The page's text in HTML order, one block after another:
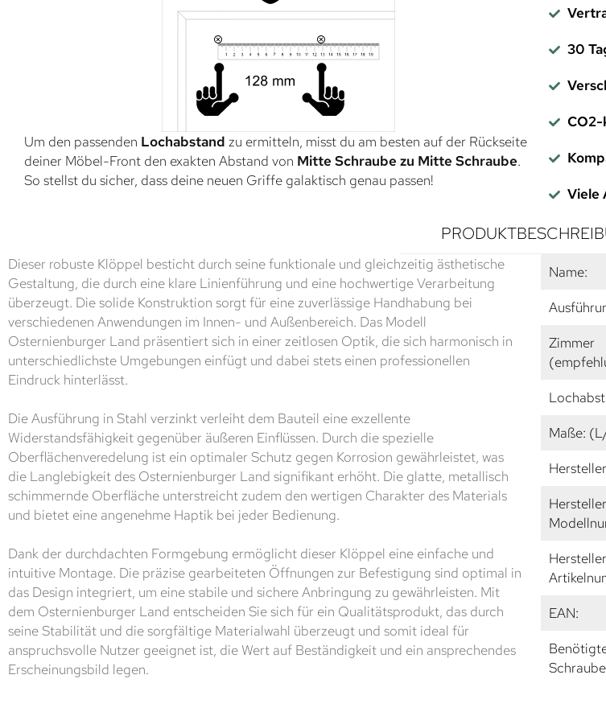
Um den passenden Lochabstand zu ermitteln, misst du am besten auf der Rückseite
deiner Möbel-Front den exakten Abstand von Mitte Schraube zu Mitte Schraube.
So stellst du sicher, dass deine neuen Griffe galaktisch genau passen!
30
CO2-
Viele
Dieser robuste Klöppel besticht durch seine funktionale und gleichzeitig ästhetische
Gestaltung, die durch eine klare Linienführung und eine hochwertige Verarbeitung
überzeugt. Die solide Konstruktion sorgt für eine zuverlässige Handhabung bei
verschiedenen Anwendungen im Innen- und Außenbereich. Das Modell
Osternienburger Land präsentiert sich in einer zeitlosen Optik, die sich harmonisch in
unterschiedlichste Umgebungen einfügt und dabei stets einen professionellen
Eindruck hinterlässt.
Die Ausführung in Stahl verzinkt verleiht dem Bauteil eine exzellente
Widerstandsfähigkeit gegenüber äußeren Einflüssen. Durch die spezielle
Oberflächenveredelung ist ein optimaler Schutz gegen Korrosion gewährleistet, was
die Langlebigkeit des Osternienburger Land signifikant erhöht. Die glatte, metallisch
schimmernde Oberfläche unterstreicht zudem den wertigen Charakter des Materials
und bietet eine angenehme Haptik bei jeder Bedienung.
Dank der durchdachten Formgebung ermöglicht dieser Klöppel eine einfache und
intuitive Montage. Die präzise gearbeiteten Öffnungen zur Befestigung sind optimal in
das Design integriert, um eine stabile und sichere Anbringung zu gewährleisten. Mit
dem Osternienburger Land entscheiden Sie sich für ein Qualitätsprodukt, das durch
seine Stabilität und die sorgfältige Materialwahl überzeugt und somit ideal für
anspruchsvolle Nutzer geeignet ist, die Wert auf Beständigkeit und ein ansprechendes
Erscheinungsbild legen.
Name:
Zimmer
Maße:
Hersteller
Hersteller
EAN: